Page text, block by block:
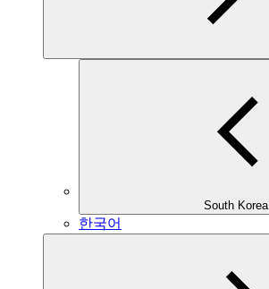
South Korea
한국어